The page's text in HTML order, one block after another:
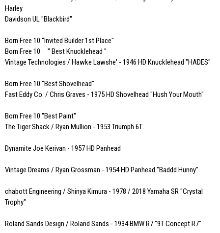
Harley
Davidson UL "Blackbird"
Born Free 10 "Invited Builder 1st Place"
Born Free 10 " Best Knucklehead "
Vintage Technologies / Hawke Lawshe' - 1946 HD Knucklehead "HADES"
Born Free 10 "Best Shovelhead"
Fast Eddy Co. / Chris Graves - 1975 HD Shovelhead "Hush Your Mouth"
Born Free 10 "Best Paint"
The Tiger Shack / Ryan Mullion - 1953 Triumph 6T
Dynamite Joe Kerivan - 1957 HD Panhead
Vintage Dreams / Ryan Grossman - 1954 HD Panhead "Baddd Hunny"
chabott Engineering / Shinya Kimura - 1978 / 2018 Yamaha SR "Crystal
Trophy"
Roland Sands Design / Roland Sands - 1934 BMW R7 "9T Concept R7"